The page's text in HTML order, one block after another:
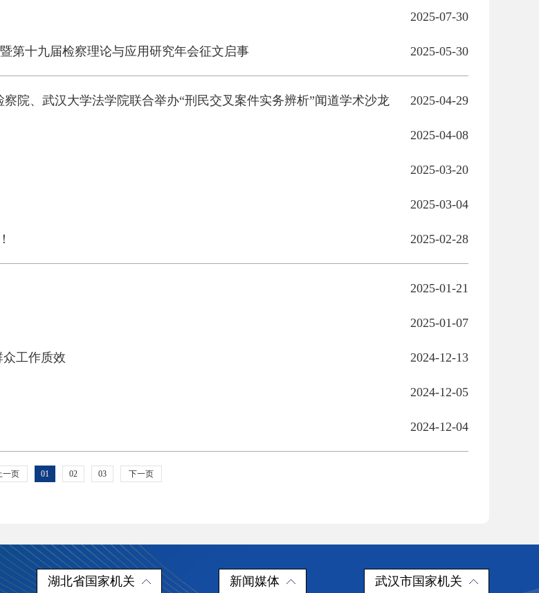
2025-07-30
2025-05-30
第十九届检察理论与应用研究年会征文启事
2025-04-29
、武汉大学法学院联合举办“刑民交叉案件实务辨析”闻道学术沙龙
2025-04-08
2025-03-20
2025-03-04
2025-02-28
2025-01-21
2025-01-07
2024-12-13
工作质效
2024-12-05
2024-12-04
一页 01 02 03 下一页
湖北省国家机关 新闻媒体 武汉市国家机关